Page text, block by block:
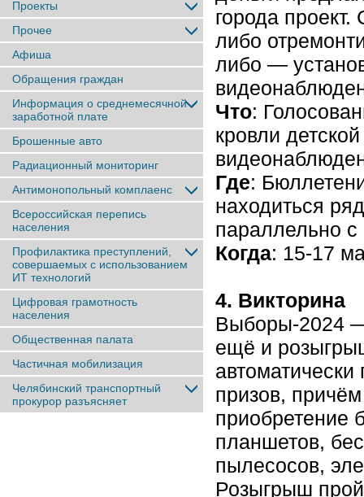
Проекты
Прочее
Афиша
Обращения граждан
Информация о среднемесячной
заработной плате
Брошенные авто
Радиационный мониторинг
Антимонопольный комплаенс
Всероссийская перепись
населения
Профилактика преступлений,
совершаемых с использованием
ИТ технологий
Цифровая грамотность
населения
Общественная палата
Частичная мобилизация
Челябинский транспортный
прокурор разъясняет
города
либо
либо —
Что:
кровли
Где:
находиться
параллельно
Когда: 15-17
4. Викторина
Выборы-2024
ещё и
призов,
приобретение
планшетов,
пылесосов,
Розыгрыш